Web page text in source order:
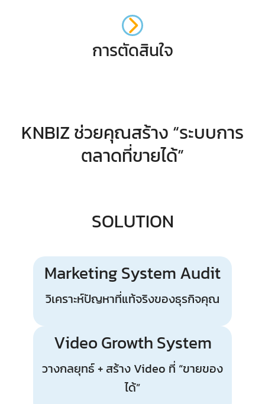
การตัดสินใจ
KNBIZ ช่วยคุณสร้าง “ระบบการ
ตลาดที่ขายได้”
SOLUTION
Marketing System Audit
วิเคราะห์ปัญหาที่แท้จริงของธุรกิจคุณ
Video Growth System
วางกลยุทธ์ + สร้าง Video ที่ “ขายของ
ได้”